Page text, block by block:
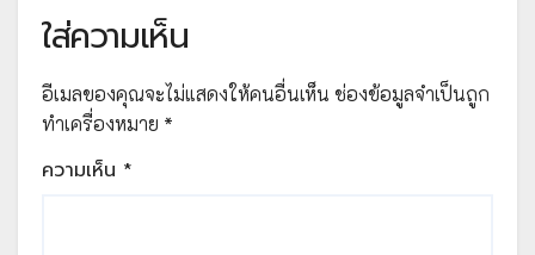
ใส่ความเห็น
อีเมลของคุณจะไม่แสดงให้คนอื่นเห็น ช่องข้อมูลจำเป็นถูก
ทำเครื่องหมาย *
ความเห็น *